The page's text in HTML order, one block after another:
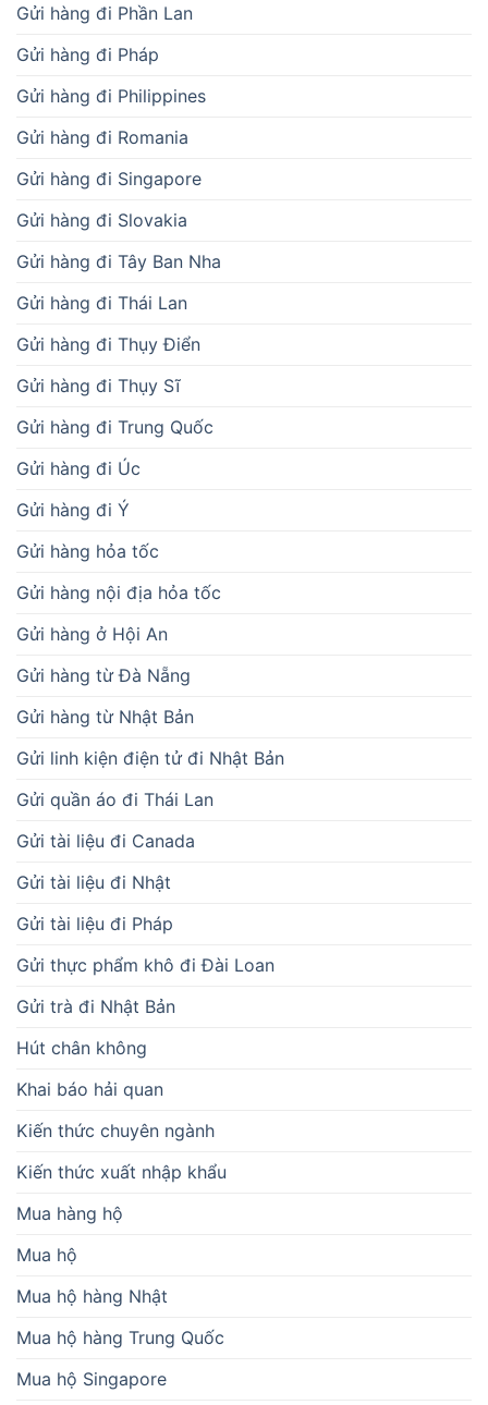
Gửi hàng đi Phần Lan
Gửi hàng đi Pháp
Gửi hàng đi Philippines
Gửi hàng đi Romania
Gửi hàng đi Singapore
Gửi hàng đi Slovakia
Gửi hàng đi Tây Ban Nha
Gửi hàng đi Thái Lan
Gửi hàng đi Thụy Điển
Gửi hàng đi Thụy Sĩ
Gửi hàng đi Trung Quốc
Gửi hàng đi Úc
Gửi hàng đi Ý
Gửi hàng hỏa tốc
Gửi hàng nội địa hỏa tốc
Gửi hàng ở Hội An
Gửi hàng từ Đà Nẵng
Gửi hàng từ Nhật Bản
Gửi linh kiện điện tử đi Nhật Bản
Gửi quần áo đi Thái Lan
Gửi tài liệu đi Canada
Gửi tài liệu đi Nhật
Gửi tài liệu đi Pháp
Gửi thực phẩm khô đi Đài Loan
Gửi trà đi Nhật Bản
Hút chân không
Khai báo hải quan
Kiến thức chuyên ngành
Kiến thức xuất nhập khẩu
Mua hàng hộ
Mua hộ
Mua hộ hàng Nhật
Mua hộ hàng Trung Quốc
Mua hộ Singapore